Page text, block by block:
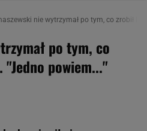
nie wytrzymał po tym, co zrobił
po tym, co
"Jedno powiem..."